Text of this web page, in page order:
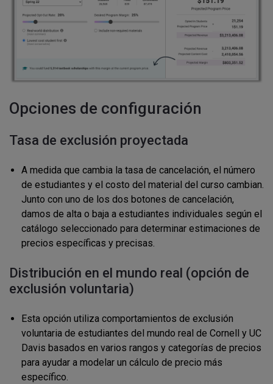
Opciones de configuración
Tasa de exclusión proyectada
A medida que cambia la tasa de cancelación, el número
de estudiantes y el costo del material del curso cambian.
Junto con uno de los dos botones de cancelación,
damos de alta o baja a estudiantes individuales según el
catálogo seleccionado para determinar estimaciones de
precios específicas y precisas.
Distribución en el mundo real (opción de
exclusión voluntaria)
Esta opción utiliza comportamientos de exclusión
voluntaria de estudiantes del mundo real de Cornell y UC
Davis basados en varios rangos y categorías de precios
para ayudar a modelar un cálculo de precio más
específico.